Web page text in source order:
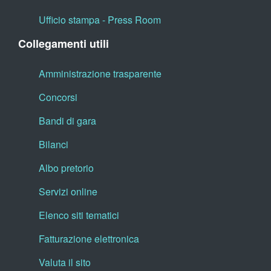
Ufficio stampa - Press Room
Collegamenti utili
Amministrazione trasparente
Concorsi
Bandi di gara
Bilanci
Albo pretorio
Servizi online
Elenco siti tematici
Fatturazione elettronica
Valuta il sito